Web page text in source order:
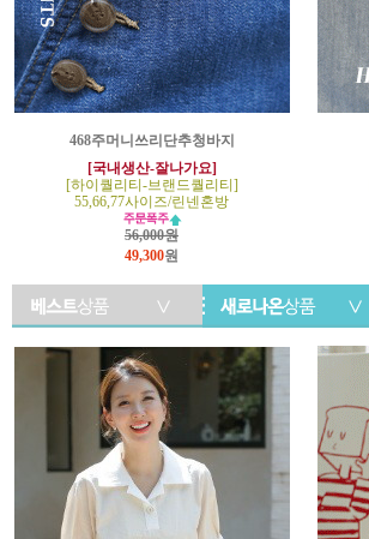
468주머니쓰리단추청바지
[국내생산-잘나가요]
[하이퀄리티-브랜드퀄리티]
55,66,77사이즈/린넨혼방
56,000원
49,300원